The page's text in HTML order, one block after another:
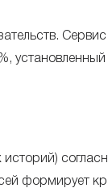
формирует